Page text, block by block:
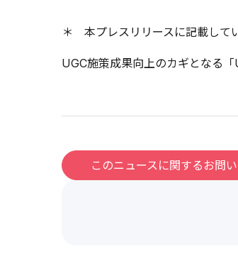
＊ 本プレスリリースに記載して
UGC施策成果向上のカギとなる
このニュースに関するお問